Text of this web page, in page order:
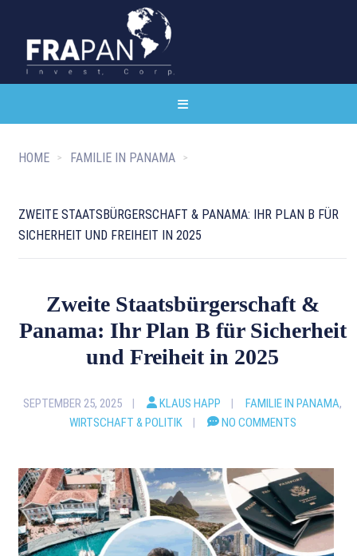
HOME FAMILIE IN PANAMA
ZWEITE STAATSBÜRGERSCHAFT & PANAMA: IHR PLAN B FÜR
SICHERHEIT UND FREIHEIT IN 2025
Zweite Staatsbürgerschaft &
Panama: Ihr Plan B für Sicherheit
und Freiheit in 2025
SEPTEMBER 25, 2025 KLAUS HAPP FAMILIE IN PANAMA,
WIRTSCHAFT & POLITIK
NO COMMENTS